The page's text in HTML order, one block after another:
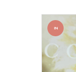
IN
TA!